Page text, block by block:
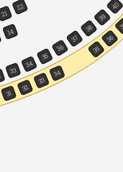
21
22
14
33
31
34
34
32
33
35
36
37
38
39
40
35
36